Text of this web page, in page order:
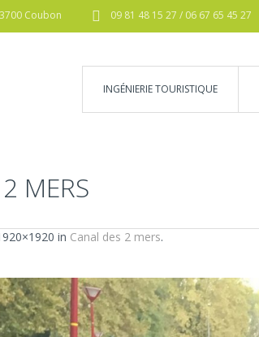
Coubon 09 81 48 15 27 / 06 67 65 45 27
INGÉNIERIE TOURISTIQUE
MERS
in Canal des 2 mers.